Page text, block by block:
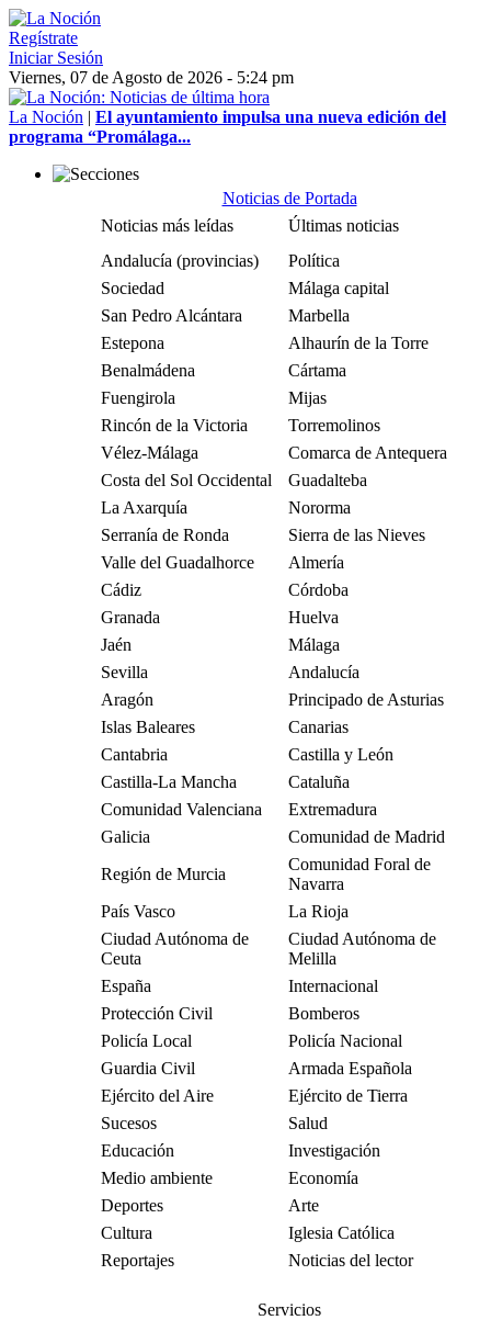
Regístrate
Iniciar Sesión
Viernes, 07 de Agosto de 2026 - 5:24 pm
La Noción | El ayuntamiento impulsa una nueva edición del
programa “Promálaga...
Noticias de Portada
Noticias más leídas
Últimas noticias
Andalucía (provincias)
Política
Sociedad
Málaga capital
San Pedro Alcántara
Marbella
Estepona
Alhaurín de la Torre
Benalmádena
Cártama
Fuengirola
Mijas
Rincón de la Victoria
Torremolinos
Vélez-Málaga
Comarca de Antequera
Costa del Sol Occidental
Guadalteba
La Axarquía
Nororma
Serranía de Ronda
Sierra de las Nieves
Valle del Guadalhorce
Almería
Cádiz
Córdoba
Granada
Huelva
Jaén
Málaga
Sevilla
Andalucía
Aragón
Principado de Asturias
Islas Baleares
Canarias
Cantabria
Castilla y León
Castilla-La Mancha
Cataluña
Comunidad Valenciana
Extremadura
Galicia
Comunidad de Madrid
Región de Murcia
Comunidad Foral de
Navarra
País Vasco
La Rioja
Ciudad Autónoma de
Ceuta
Ciudad Autónoma de
Melilla
España
Internacional
Protección Civil
Bomberos
Policía Local
Policía Nacional
Guardia Civil
Armada Española
Ejército del Aire
Ejército de Tierra
Sucesos
Salud
Educación
Investigación
Medio ambiente
Economía
Deportes
Arte
Cultura
Iglesia Católica
Reportajes
Noticias del lector
Servicios